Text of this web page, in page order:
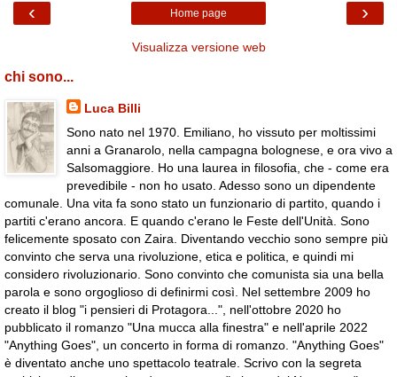
‹ ›
Home page
Visualizza versione web
chi sono...
Luca Billi
Sono nato nel 1970. Emiliano, ho vissuto per moltissimi
anni a Granarolo, nella campagna bolognese, e ora vivo a
Salsomaggiore. Ho una laurea in filosofia, che - come era
prevedibile - non ho usato. Adesso sono un dipendente
comunale. Una vita fa sono stato un funzionario di partito, quando i
partiti c'erano ancora. E quando c'erano le Feste dell'Unità. Sono
felicemente sposato con Zaira. Diventando vecchio sono sempre più
convinto che serva una rivoluzione, etica e politica, e quindi mi
considero rivoluzionario. Sono convinto che comunista sia una bella
parola e sono orgoglioso di definirmi così. Nel settembre 2009 ho
creato il blog "i pensieri di Protagora...", nell'ottobre 2020 ho
pubblicato il romanzo "Una mucca alla finestra" e nell'aprile 2022
"Anything Goes", un concerto in forma di romanzo. "Anything Goes"
è diventato anche uno spettacolo teatrale. Scrivo con la segreta